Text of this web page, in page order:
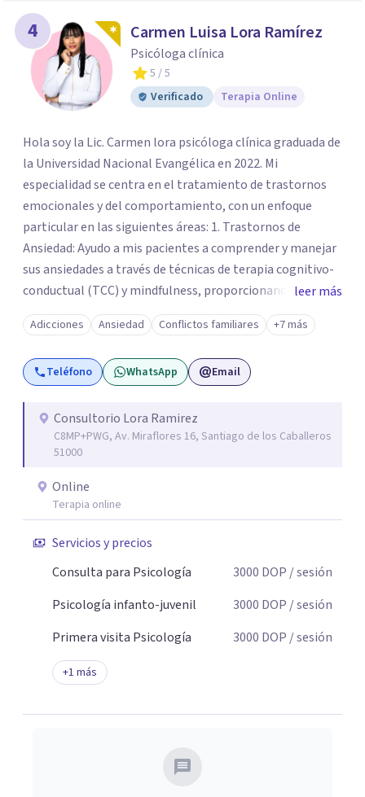
4 Carmen Luisa Lora Ramírez
Psicóloga clínica
5 / 5
Verificado
Terapia Online
Hola soy la Lic. Carmen lora psicóloga clínica graduada de
la Universidad Nacional Evangélica en 2022. Mi
especialidad se centra en el tratamiento de trastornos
emocionales y del comportamiento, con un enfoque
particular en las siguientes áreas: 1. Trastornos de
Ansiedad: Ayudo a mis pacientes a comprender y manejar
sus ansiedades a través de técnicas de terapia cognitivo-
conductual (TCC) y mindfulness, proporcionando
herramientas prácticas para enfrentar situaciones
estresantes. 2. Depresión: Trabajo con individuos que
experimentan síntomas de depresión, ayudándoles a
explorar sus emociones y desarrollar estrategias
vida. 3. Estrés Postraumático (TEPT): Ofrezco apoyo a
personas que han vivido experiencias traumáticas,
utilizando enfoques terapéuticos que promueven la
sanación y la resiliencia. 4. Relaciones Interpersonales:
Asisto a mis pacientes en la mejora de sus habilidades
comunicativas y en la resolución de conflictos,
promoviendo relaciones saludables y satisfactorias. 5.
Desarrollo Personal:
leer más
Adicciones Ansiedad Conflictos familiares +7 más
Teléfono WhatsApp Email
Consultorio Lora Ramirez
C8MP+PWG, Av. Miraflores 16, Santiago de los Caballeros
51000
Online
Terapia online
Servicios y precios
Consulta para Psicología
3000 DOP / sesión
Psicología infanto-juvenil
3000 DOP / sesión
Primera visita Psicología
3000 DOP / sesión
+1 más